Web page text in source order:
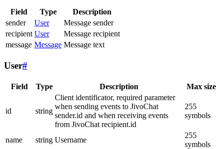
Field Type
Description
sender
User
Message sender
recipient User
Message recipient
message Message Message text
User#
Field Type Description Max size
id string
Client identificator, required parameter
when sending events to JivoChat
sender.id and when receiving events
from JivoChat recipient.id
255
symbols
name string Username
255
symbols